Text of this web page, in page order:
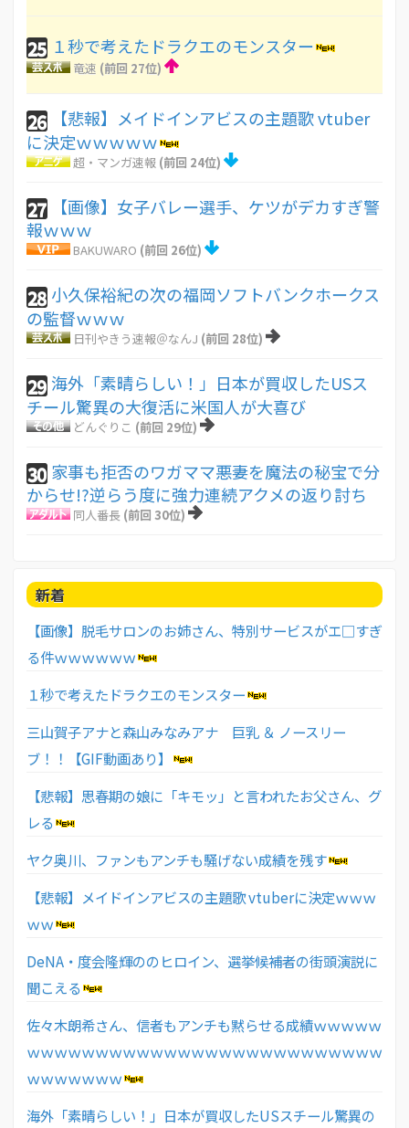
25 １秒で考えたドラクエのモンスター
竜速 (前回 27位)
26
【悲報】メイドインアビスの主題歌 vtuber
に決定ｗｗｗｗｗ
超・マンガ速報 (前回 24位)
27
【画像】女子バレー選手、ケツがデカすぎ警
報ｗｗｗ
BAKUWARO (前回 26位)
28 小久保裕紀の次の福岡ソフトバンクホークス
の監督ｗｗｗ
日刊やきう速報＠なんJ (前回 28位)
29 海外「素晴らしい！」日本が買収したUSス
チール驚異の大復活に米国人が大喜び
どんぐりこ (前回 29位)
30 家事も拒否のワガママ悪妻を魔法の秘宝で分
からせ!?逆らう度に強力連続アクメの返り討ち
同人番長 (前回 30位)
新着
【画像】脱毛サロンのお姉さん、特別サービスがエ□すぎ
る件ｗｗｗｗｗｗ
１秒で考えたドラクエのモンスター
三山賀子アナと森山みなみアナ 巨乳 ＆ ノースリー
ブ！！【GIF動画あり】
【悲報】思春期の娘に「キモッ」と言われたお父さん、グ
レる
ヤク奥川、ファンもアンチも騒げない成績を残す
【悲報】メイドインアビスの主題歌 vtuberに決定ｗｗｗ
ｗｗ
DeNA・度会隆輝ののヒロイン、選挙候補者の街頭演説に
聞こえる
佐々木朗希さん、信者もアンチも黙らせる成績ｗｗｗｗｗ
ｗｗｗｗｗｗｗｗｗｗｗｗｗｗｗｗｗｗｗｗｗｗｗｗｗｗ
ｗｗｗｗｗｗｗ
海外「素晴らしい！」日本が買収したUSスチール驚異の